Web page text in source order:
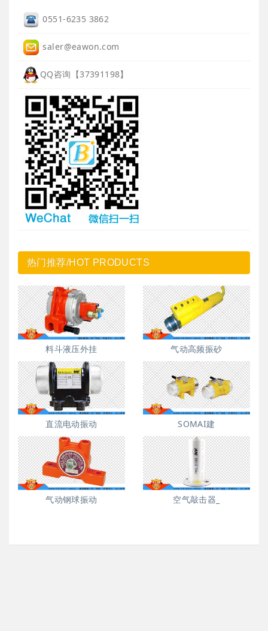
0551-6235 3862
saler@eawon.com
QQ咨询【37391198】
热门推荐/HOT PRODUCTS
料斗液压外挂 气动高频振砂
直流电动振动 SOMAI建
气动钢球振动 空气敲击器_